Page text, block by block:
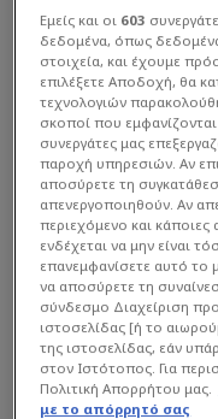
16 Τερματοφύλακας
1 Quincy
Τερματοφύλακας
15 Enrico
15 Nicolas
Τερματοφύλακας
12 Amani
Αμυντικός
Στατιστικά
Εμείς και οι 603
δεδομένα, όπως
στοιχεία, και έχουμε
επιλέξετε Αποδοχή, θα
τεχνολογιών
σκοποί που
συνεργάτες μας
παροχή υπηρεσιών. Αν
αποσύρετε τη
απενεργοποιηθούν. Αν
περιεχόμενο και κάποιες
ενδέχεται να μην είναι
επανεμφανίσετε αυτό το
να αποσύρετε τη
σύνδεσμο Διαχείριση
ιστοσελίδας [ή το
της ιστοσελίδας, εάν
στον Ιστότοπος. Για
Πολιτική Απορρήτου μας.
με το απόρρητό σας